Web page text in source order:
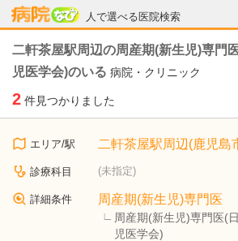
人で選べる医院検索
病院なび
二軒茶屋駅周辺の周産期(新生児)専門
児医学会)のいる 病院・クリニック
2 件見つかりました
エリア/駅 二軒茶屋駅周辺(鹿児島
診療科目 (未指定)
詳細条件 周産期(新生児)専門医
周産期(新生児)専門医(
児医学会)